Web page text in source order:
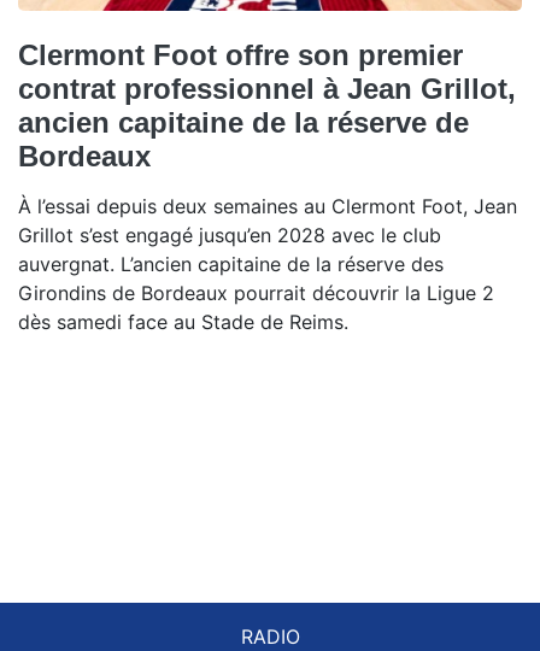
Clermont Foot offre son premier
contrat professionnel à Jean Grillot,
ancien capitaine de la réserve de
Bordeaux
À l’essai depuis deux semaines au Clermont Foot, Jean
Grillot s’est engagé jusqu’en 2028 avec le club
auvergnat. L’ancien capitaine de la réserve des
Girondins de Bordeaux pourrait découvrir la Ligue 2
dès samedi face au Stade de Reims.
RADIO